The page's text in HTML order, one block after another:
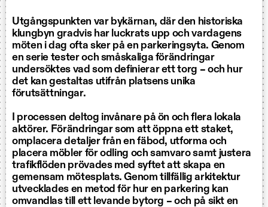
Utgångspunkten var bykärnan, där den historiska
klungbyn gradvis har luckrats upp och vardagens
möten i dag ofta sker på en parkeringsyta. Genom
en serie tester och småskaliga förändringar
undersöktes vad som definierar ett torg – och hur
det kan gestaltas utifrån platsens unika
förutsättningar.
I processen deltog invånare på ön och flera lokala
aktörer. Förändringar som att öppna ett staket,
omplacera detaljer från en fäbod, utforma och
placera möbler för odling och samvaro samt justera
trafikflöden prövades med syftet att skapa en
gemensam mötesplats. Genom tillfällig arkitektur
utvecklades en metod för hur en parkering kan
omvandlas till ett levande bytorg – och på sikt en